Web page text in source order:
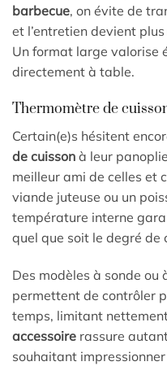
barbecue, on évite de
et l’entretien devient
Un format large valorise
directement à table.
Thermomètre de
Certain(e)s hésitent
de cuisson à leur
meilleur ami de celles et
viande juteuse ou un
température interne
quel que soit le degré de
Des modèles à sonde ou
permettent de contrôler
temps, limitant
accessoire rassure
souhaitant